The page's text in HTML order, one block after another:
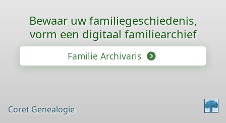
Bewaar uw familie­geschiedenis,
vorm een digitaal familiearchief
Familie Archivaris
Coret Genealogie